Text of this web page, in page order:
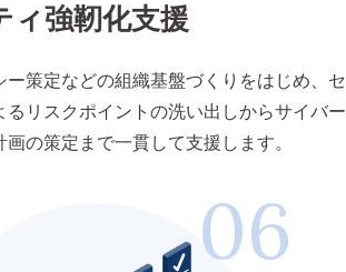
ィ強靭化支援
ー策定などの組織基盤づくりをはじめ、セ
るリスクポイントの洗い出しからサイバー
の策定まで一貫して支援します。